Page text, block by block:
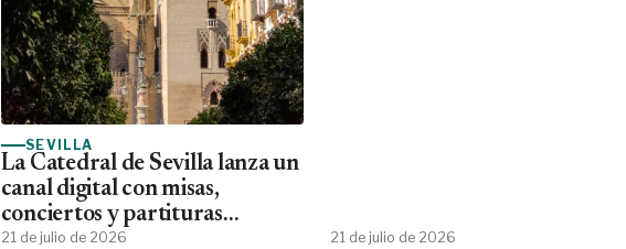
SEVILLA
La Catedral de Sevilla lanza un
canal digital con misas,
conciertos y partituras
descargables
21 de julio de 2026 21 de julio de 2026